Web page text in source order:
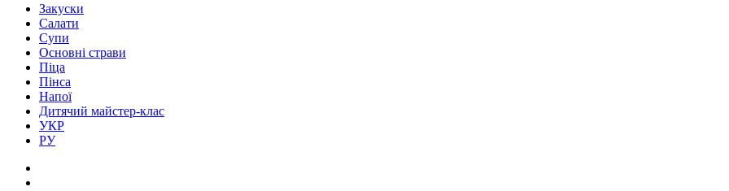
Закуски
Салати
Супи
Основні страви
Піца
Пінса
Напої
Дитячий майстер-клас
УКР
РУ